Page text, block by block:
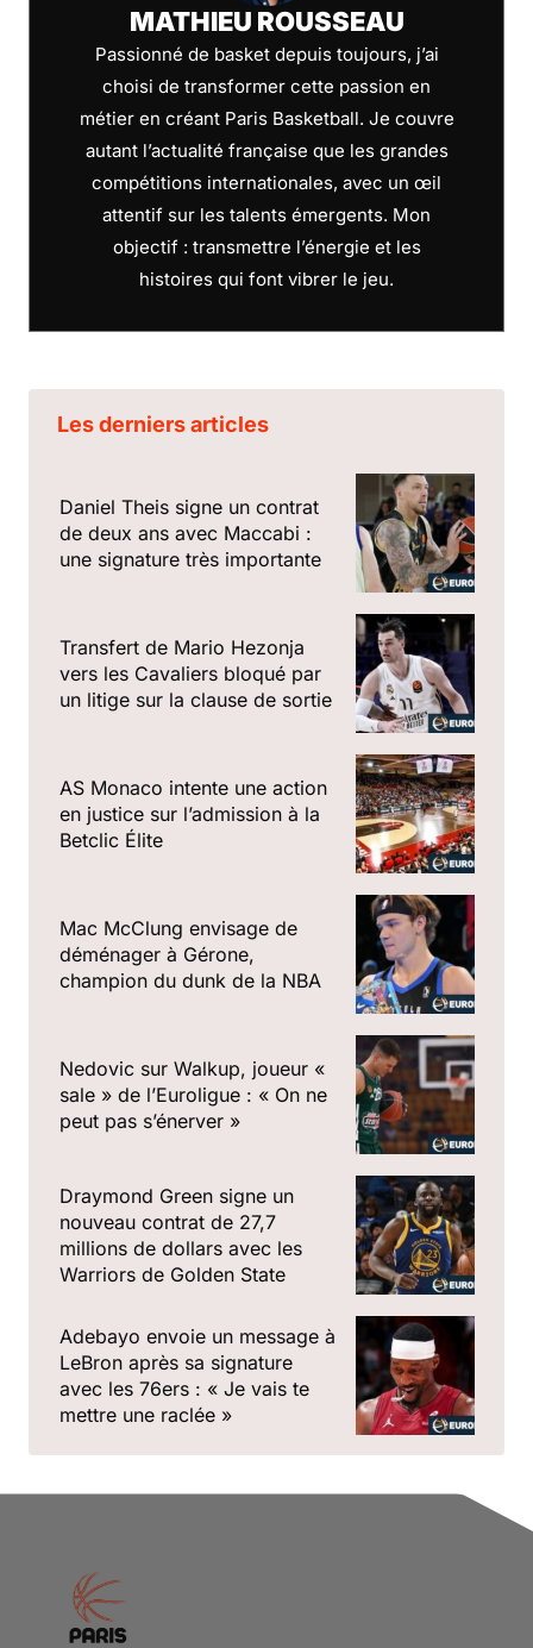
MATHIEU ROUSSEAU
Passionné de basket depuis toujours, j’ai
choisi de transformer cette passion en
métier en créant Paris Basketball. Je couvre
autant l’actualité française que les grandes
compétitions internationales, avec un œil
attentif sur les talents émergents. Mon
objectif : transmettre l’énergie et les
histoires qui font vibrer le jeu.
Les derniers articles
Daniel Theis signe un contrat
de deux ans avec Maccabi :
une signature très importante
Transfert de Mario Hezonja
vers les Cavaliers bloqué par
un litige sur la clause de sortie
AS Monaco intente une action
en justice sur l’admission à la
Betclic Élite
Mac McClung envisage de
déménager à Gérone,
champion du dunk de la NBA
Nedovic sur Walkup, joueur «
sale » de l’Euroligue : « On ne
peut pas s’énerver »
Draymond Green signe un
nouveau contrat de 27,7
millions de dollars avec les
Warriors de Golden State
Adebayo envoie un message à
LeBron après sa signature
avec les 76ers : « Je vais te
mettre une raclée »